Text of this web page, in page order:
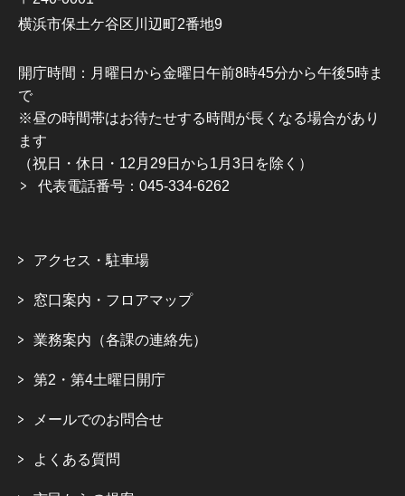
横浜市保土ケ谷区川辺町2番地9
開庁時間：月曜日から金曜日午前8時45分から午後5時ま
で
※昼の時間帯はお待たせする時間が長くなる場合があり
ます
（祝日・休日・12月29日から1月3日を除く）
代表電話番号：045-334-6262
アクセス・駐車場
窓口案内・フロアマップ
業務案内（各課の連絡先）
第2・第4土曜日開庁
メールでのお問合せ
よくある質問